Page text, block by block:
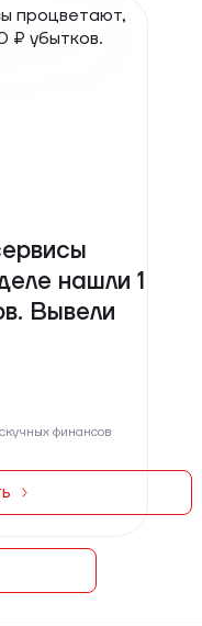
нашли 1
Вывели
финансов